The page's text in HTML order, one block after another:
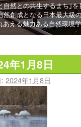
然との共生するまち｣
創成となる日本最大級
える魅力ある自然環境
年1月8日
2024年1月8日